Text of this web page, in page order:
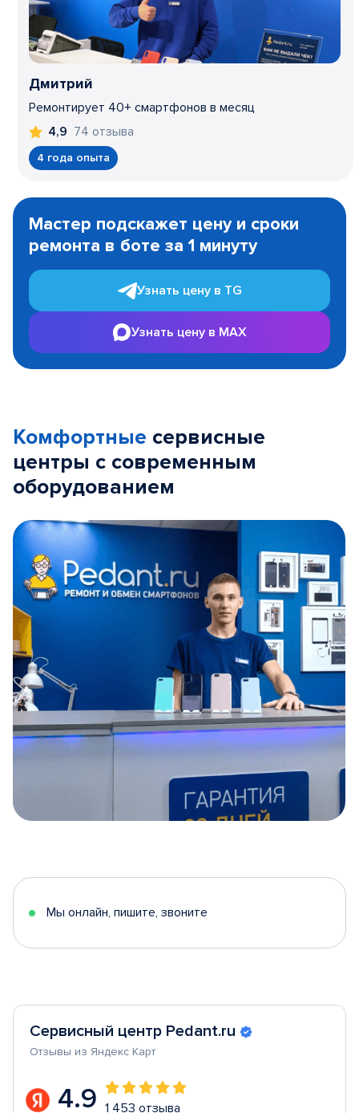
Дмитрий
Ремонтирует 40+ смартфонов в месяц
4,9 74 отзыва
4 года опыта
1
Мастер подскажет цену и сроки
ремонта в боте за 1 минуту
Узнать цену в TG
Узнать цену в MAX
Комфортные сервисные
центры с современным
оборудованием
5
Мы онлайн, пишите, звоните
Сервисный центр Pedant.ru
Отзывы из Яндекс Карт
4.9 1 453 отзыва